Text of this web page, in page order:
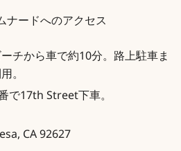
ードへのアクセス
チから車で約10分。路上駐車ま
。
で17th Street下車。
CA 92627